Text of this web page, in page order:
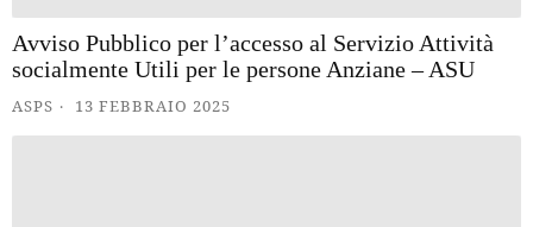
Avviso Pubblico per l’accesso al Servizio Attività
socialmente Utili per le persone Anziane – ASU
ASPS 13 FEBBRAIO 2025